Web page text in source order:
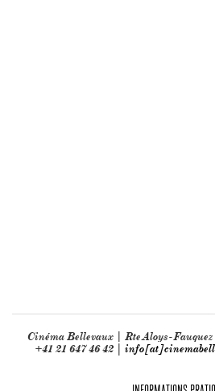
Cinéma Bellevaux | Rte Aloys-
+41 21 647 46 42 |